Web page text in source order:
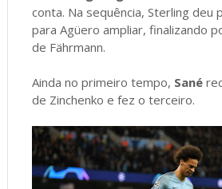
conta. Na sequência, Sterling deu
para Agüero ampliar, finalizando
de Fährmann.
Ainda no primeiro tempo, Sané
de Zinchenko e fez o terceiro.